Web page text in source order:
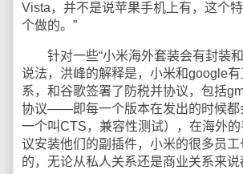
Vista，并不是说苹果手机上有，这个
个做的。”
针对一些“小米海外套装会有封装和
说法，洪峰的解释是，小米和google
系，和谷歌签署了防税并协议，包括
协议——即每一个版本在发出的时候都
一个叫CTS，兼容性测试），在海外
议安装他们的副插件，小米的很多员
的，无论从私人关系还是商业关系来说